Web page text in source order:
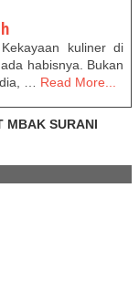
kuliner di
habisnya. Bukan
…
Read More...
MBAK SURANI